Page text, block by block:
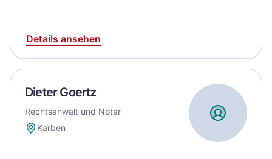
Details ansehen
Dieter Goertz
Rechtsanwalt und Notar
Karben